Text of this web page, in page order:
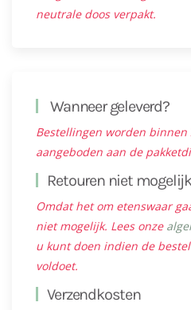
neutrale doos verpakt.
Wanneer geleverd?
Bestellingen worden binnen
aangeboden aan de
Retouren niet mogelijk
Omdat het om etenswaar
niet mogelijk. Lees onze
u kunt doen indien de
voldoet.
Verzendkosten